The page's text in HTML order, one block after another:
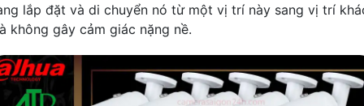
lắp đặt và di chuyển nó từ một vị trí này sang vị trí
không gây cảm giác nặng nề.